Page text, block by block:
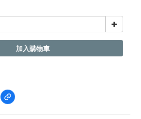
加入購物車